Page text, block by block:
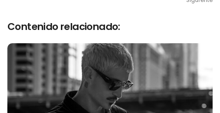
Contenido relacionado: